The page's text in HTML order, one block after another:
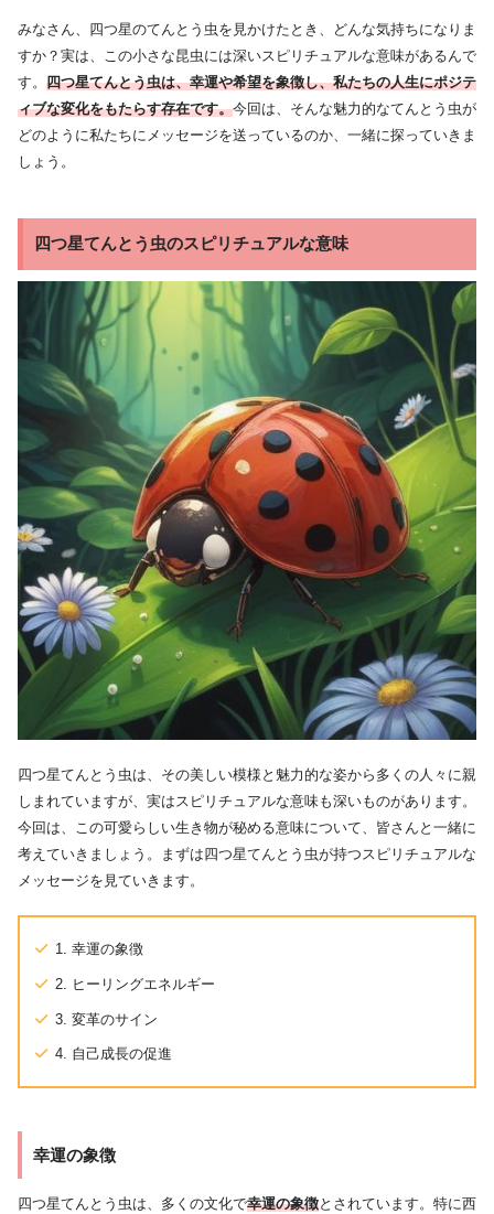
みなさん、四つ星のてんとう虫を見かけたとき、どんな気持ちになりま
すか？実は、この小さな昆虫には深いスピリチュアルな意味があるんで
す。 四つ星てんとう虫は、幸運や希望を象徴し、私たちの人生にポジテ
ィブな変化をもたらす存在です。今回は、そんな魅力的なてんとう虫が
どのように私たちにメッセージを送っているのか、一緒に探っていきま
しょう。
四つ星てんとう虫のスピリチュアルな意味
四つ星てんとう虫は、その美しい模様と魅力的な姿から多くの人々に親
しまれていますが、実はスピリチュアルな意味も深いものがあります。
今回は、この可愛らしい生き物が秘める意味について、皆さんと一緒に
考えていきましょう。まずは四つ星てんとう虫が持つスピリチュアルな
メッセージを見ていきます。
1. 幸運の象徴
2. ヒーリングエネルギー
3. 変革のサイン
4. 自己成長の促進
幸運の象徴
四つ星てんとう虫は、多くの文化で幸運の象徴とされています。特に西